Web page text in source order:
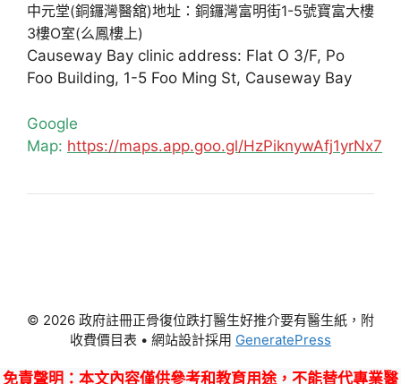
中元堂(銅鑼灣醫舘)地址：銅鑼灣富明街1-5號寶富大樓
3樓O室(么鳳樓上)
Causeway Bay clinic address: Flat O 3/F, Po
Foo Building, 1-5 Foo Ming St, Causeway Bay
Google
Map: https://maps.app.goo.gl/HzPiknywAfj1yrNx7
© 2026 政府註冊正骨復位跌打醫生好推介要有醫生紙，附
收費價目表 • 網站設計採用 GeneratePress
免責聲明 ：本文內容僅供參考和教育用途，不能替代專業醫